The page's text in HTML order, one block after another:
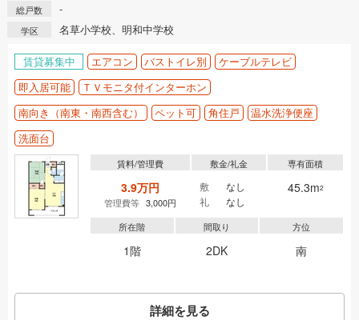
総戸数 -
学区 名草小学校、明和中学校
賃貸募集中 エアコン バストイレ別
ケーブルテレビ
即入居可能
ＴＶモニタ付インターホン
南向き（南東・南西含む）
ペット可 角住戸
温水洗浄便座
洗面台
賃料/管理費
3.9万円
管理費等 3,000円
敷金/礼金
敷
なし
礼
なし
専有面積
45.3m2
所在階
1階
間取り
2DK
方位
南
詳細を見る